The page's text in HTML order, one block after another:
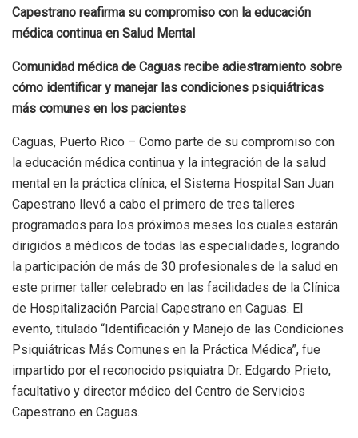
Capestrano reafirma su compromiso con la educación
médica continua en Salud Mental
Comunidad médica de Caguas recibe adiestramiento sobre
cómo identificar y manejar las condiciones psiquiátricas
más comunes en los pacientes
Caguas, Puerto Rico – Como parte de su compromiso con
la educación médica continua y la integración de la salud
mental en la práctica clínica, el Sistema Hospital San Juan
Capestrano llevó a cabo el primero de tres talleres
programados para los próximos meses los cuales estarán
dirigidos a médicos de todas las especialidades, logrando
la participación de más de 30 profesionales de la salud en
este primer taller celebrado en las facilidades de la Clínica
de Hospitalización Parcial Capestrano en Caguas. El
evento, titulado “Identificación y Manejo de las Condiciones
Psiquiátricas Más Comunes en la Práctica Médica”, fue
impartido por el reconocido psiquiatra Dr. Edgardo Prieto,
facultativo y director médico del Centro de Servicios
Capestrano en Caguas.